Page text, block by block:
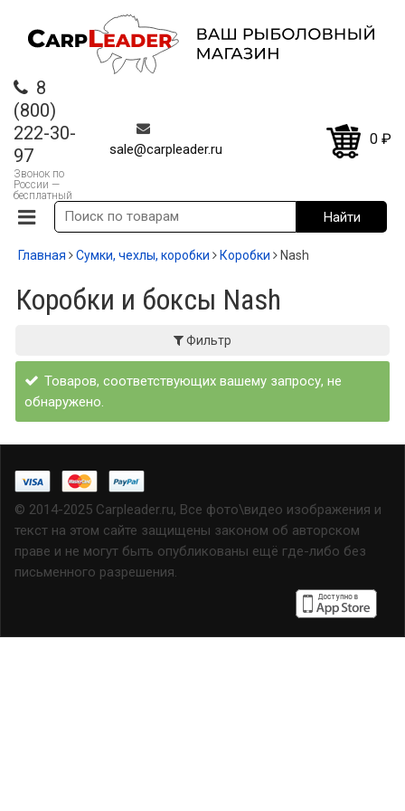
8
(800)
222-30-
97
Звонок по
России —
бесплатный
sale@carpleader.ru
0 ₽
Главная Сумки, чехлы, коробки Коробки Nash
Коробки и боксы Nash
Фильтр
Товаров, соответствующих вашему запросу, не
обнаружено.
© 2014-2025 Carpleader.ru, Все фото\видео изображения и
текст на этом сайте защищены законом об авторском
праве и не могут быть опубликованы ещё где-либо без
письменного разрешения.